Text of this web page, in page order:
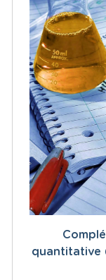
quantitative